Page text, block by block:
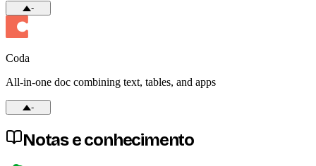
-
Coda
All-in-one doc combining text, tables, and apps
-
Notas e conhecimento